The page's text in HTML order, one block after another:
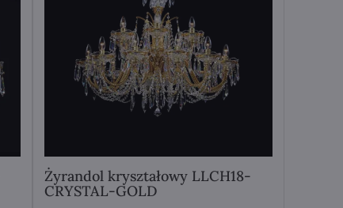
Żyrandol kryształowy LLCH18-
CRYSTAL-GOLD